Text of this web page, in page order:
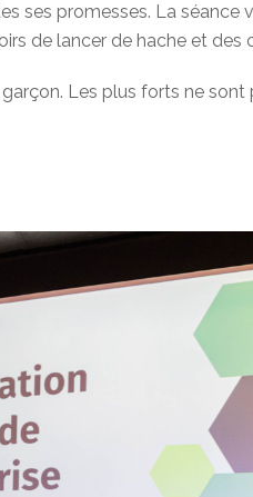
ses promesses. La séance
de lancer de hache et des
Les plus forts ne sont